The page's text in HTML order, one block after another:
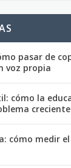
pasar de
voz propia
cómo la
creciente
cómo medir